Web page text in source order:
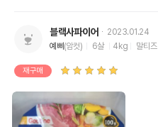
블랙사파이어
2023.01.24
예삐 (암컷) 6살 4kg 말티즈
재구매